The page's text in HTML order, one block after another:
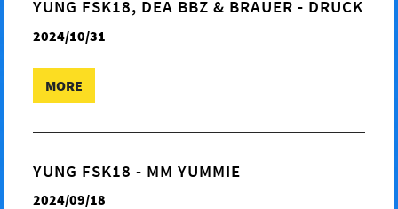
YUNG FSK18, DEA BBZ & BRAUER - DRÜCK
2024/10/31
MORE
YUNG FSK18 - MM YUMMIE
2024/09/18